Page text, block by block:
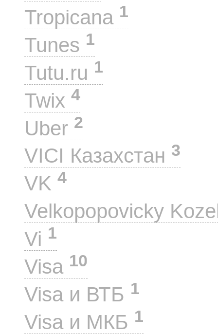
Tropicana 1
Tunes 1
Tutu.ru 1
Twix 4
Uber 2
VICI Казахстан 3
VK 4
Velkopopovicky
Vi 1
Visa 10
Visa и ВТБ 1
Visa и МКБ 1